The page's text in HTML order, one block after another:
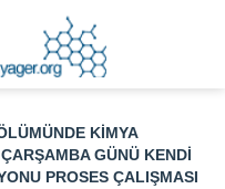
KIMYA
GÜNÜ KENDİ
PROSES ÇALIŞMASI